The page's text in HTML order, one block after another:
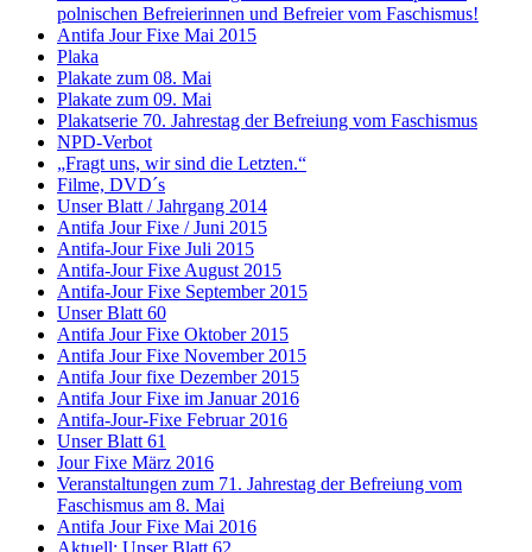
polnischen Befreierinnen und Befreier vom Faschismus!
Antifa Jour Fixe Mai 2015
Plaka
Plakate zum 08. Mai
Plakate zum 09. Mai
Plakatserie 70. Jahrestag der Befreiung vom Faschismus
NPD-Verbot
„Fragt uns, wir sind die Letzten.“
Filme, DVD´s
Unser Blatt / Jahrgang 2014
Antifa Jour Fixe / Juni 2015
Antifa-Jour Fixe Juli 2015
Antifa-Jour Fixe August 2015
Antifa-Jour Fixe September 2015
Unser Blatt 60
Antifa Jour Fixe Oktober 2015
Antifa Jour Fixe November 2015
Antifa Jour fixe Dezember 2015
Antifa Jour Fixe im Januar 2016
Antifa-Jour-Fixe Februar 2016
Unser Blatt 61
Jour Fixe März 2016
Veranstaltungen zum 71. Jahrestag der Befreiung vom
Faschismus am 8. Mai
Antifa Jour Fixe Mai 2016
Aktuell: Unser Blatt 62